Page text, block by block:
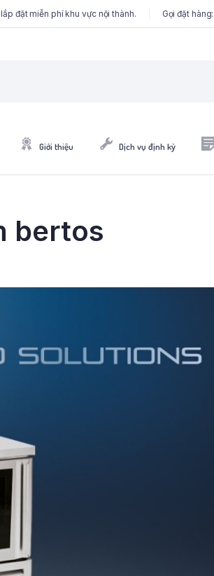
đặt miễn phí khu vực nội thành. Gọi đặt hàng:
Giới thiệu Dịch vụ định kỳ
bertos